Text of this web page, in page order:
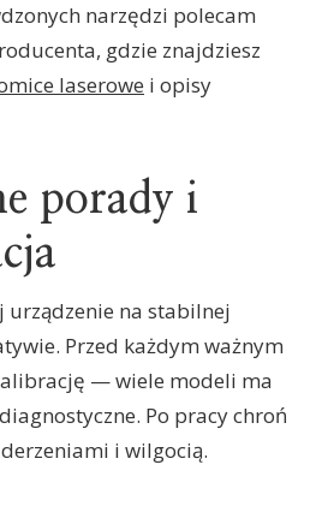
narzędzi polecam
gdzie znajdziesz
laserowe i opisy
porady i
urządzenie na stabilnej
Przed każdym ważnym
— wiele modeli ma
Po pracy chroń
i wilgocią.